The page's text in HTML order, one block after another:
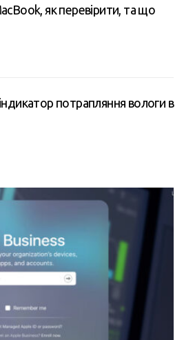
як перевірити, та що
потрапляння вологи в